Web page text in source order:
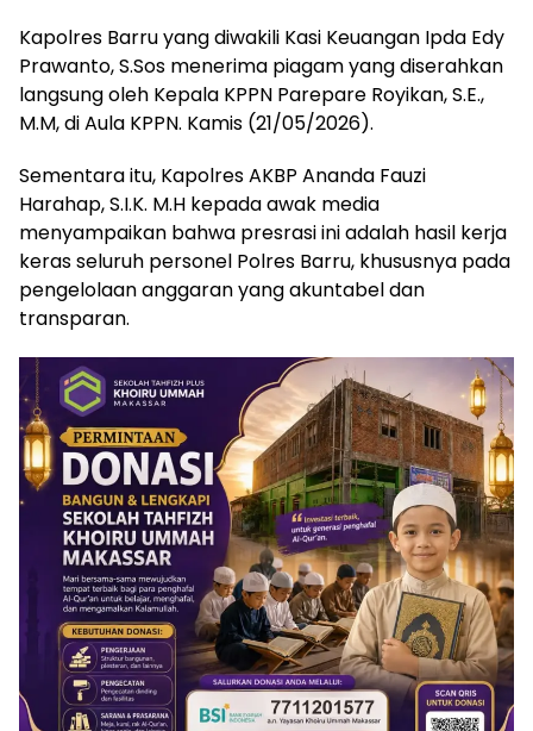
Kapolres Barru yang diwakili Kasi Keuangan Ipda Edy
Prawanto, S.Sos menerima piagam yang diserahkan
langsung oleh Kepala KPPN Parepare Royikan, S.E.,
M.M, di Aula KPPN. Kamis (21/05/2026).
Sementara itu, Kapolres AKBP Ananda Fauzi
Harahap, S.I.K. M.H kepada awak media
menyampaikan bahwa presrasi ini adalah hasil kerja
keras seluruh personel Polres Barru, khususnya pada
pengelolaan anggaran yang akuntabel dan
transparan.